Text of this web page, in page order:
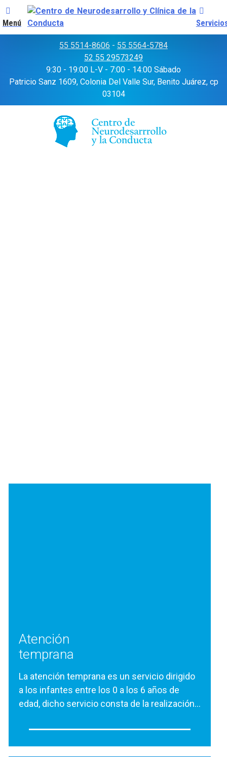
55 5514-8606 - 55 5564-5784
52 55 29573249
9:30 - 19:00 L-V - 7:00 - 14:00 Sábado
Patricio Sanz 1609, Colonia Del Valle Sur, Benito Juárez, cp
03104
Atención
temprana
La atención temprana es un servicio dirigido
a los infantes entre los 0 a los 6 años de
edad, dicho servicio consta de la realización…
Menú